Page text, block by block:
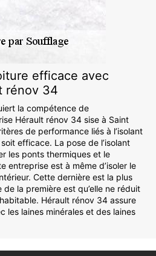
efficace avec
rénov 34
la compétence de
Hérault rénov 34 sise à Saint
de performance liés à l’isolant
efficace. La pose de l’isolant
les ponts thermiques et le
entreprise est à même d’isoler le
Cette dernière est la plus
la première est qu’elle ne réduit
Hérault rénov 34 assure
les laines minérales et des laines